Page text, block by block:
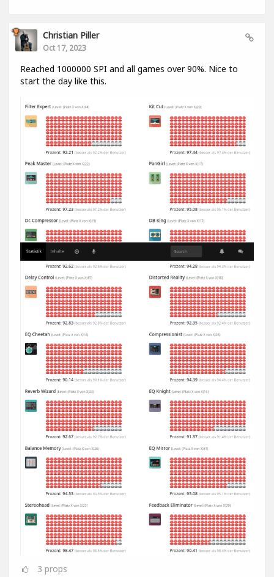
Christian Piller
Oct 17, 2023
Reached 1000000 SPI and all games over 90%. Nice to
start the day like this.
3 props